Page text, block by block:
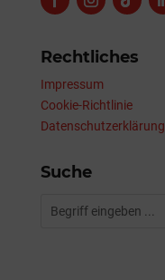
Rechtliches
Impressum
Cookie-Richtlinie
Datenschutzerklärung
Suche